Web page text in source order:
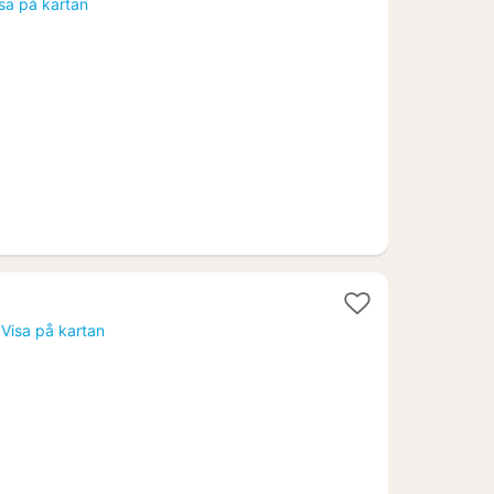
på kartan
Visa på kartan